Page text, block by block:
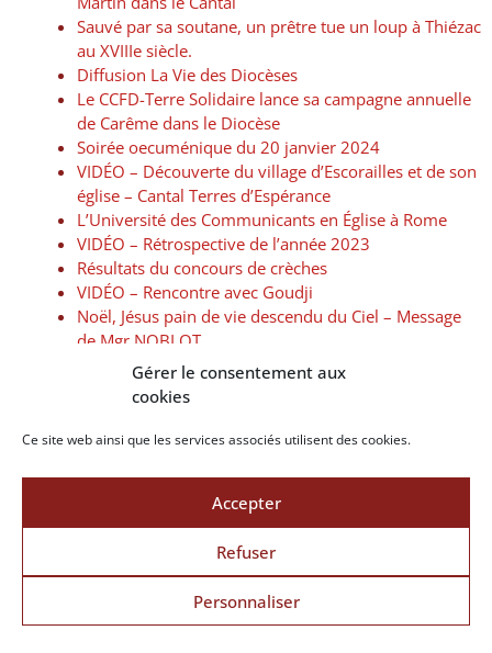
Gérer le consentement aux
cookies
Ce site web ainsi que les services associés utilisent des cookies.
Accepter
Refuser
Personnaliser
Sauvé par sa soutane, un prêtre tue un loup à Thiézac
au XVIIIe siècle.
Diffusion La Vie des Diocèses
Le CCFD-Terre Solidaire lance sa campagne annuelle
de Carême dans le Diocèse
Soirée oecuménique du 20 janvier 2024
VIDÉO – Découverte du village d’Escorailles et de son
église – Cantal Terres d’Espérance
L’Université des Communicants en Église à Rome
VIDÉO – Rétrospective de l’année 2023
Résultats du concours de crèches
VIDÉO – Rencontre avec Goudji
Noël, Jésus pain de vie descendu du Ciel – Message
de Mgr NOBLOT
VIDÉO – Découverte d’un atelier de lutherie et d’un
groupe traditionnel de violon – Cantal Terres
VIDÉO – Teaser « Jésus pain de Vie »
FORMATION VIDÉO – Acteurs en Église
VIDÉO – Le Zoom patrimoine : Qu’est ce que la
Concours de crèche 2023 : Jésus pain de vie
Le sculpteur du retable de la chapelle de Turlande
identifié